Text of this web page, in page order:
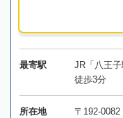
最寄駅
JR「八王子
徒歩3分
所在地 〒192-